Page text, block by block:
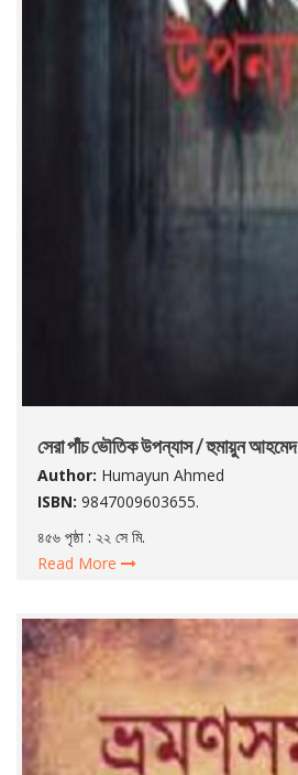
সেরা পাঁচ ভৌতিক উপন্যাস / হুমায়ুন আহমেদ
Author: Humayun Ahmed
ISBN: 9847009603655.
৪৫৬ পৃষ্ঠা : ২২ সে মি.
Read More